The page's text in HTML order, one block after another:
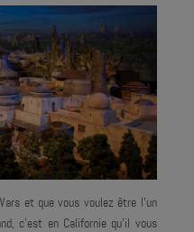
et que vous voulez être l'un
c'est en Californie qu'il vous